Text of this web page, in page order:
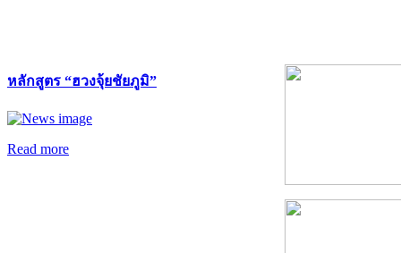
หลักสูตร “ฮวงจุ้ยชัยภูมิ”
Read more